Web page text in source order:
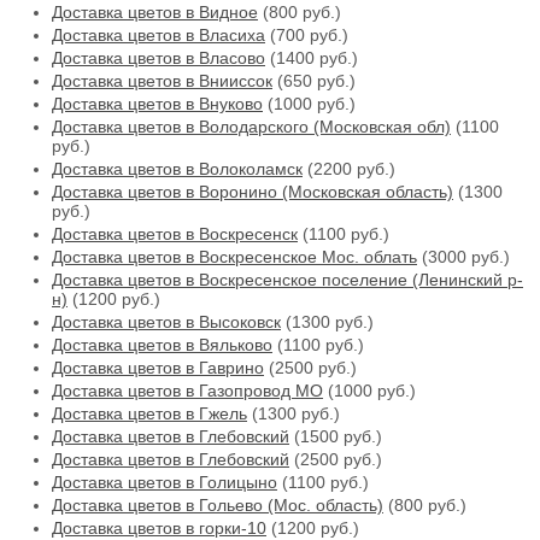
Доставка цветов в Видное (800 руб.)
Доставка цветов в Власиха (700 руб.)
Доставка цветов в Власово (1400 руб.)
Доставка цветов в Внииссок (650 руб.)
Доставка цветов в Внуково (1000 руб.)
Доставка цветов в Володарского (Московская обл) (1100
руб.)
Доставка цветов в Волоколамск (2200 руб.)
Доставка цветов в Воронино (Московская область) (1300
руб.)
Доставка цветов в Воскресенск (1100 руб.)
Доставка цветов в Воскресенское Мос. облать (3000 руб.)
Доставка цветов в Воскресенское поселение (Ленинский р-
н) (1200 руб.)
Доставка цветов в Высоковск (1300 руб.)
Доставка цветов в Вяльково (1100 руб.)
Доставка цветов в Гаврино (2500 руб.)
Доставка цветов в Газопровод МО (1000 руб.)
Доставка цветов в Гжель (1300 руб.)
Доставка цветов в Глебовский (1500 руб.)
Доставка цветов в Глебовский (2500 руб.)
Доставка цветов в Голицыно (1100 руб.)
Доставка цветов в Гольево (Мос. область) (800 руб.)
Доставка цветов в горки-10 (1200 руб.)